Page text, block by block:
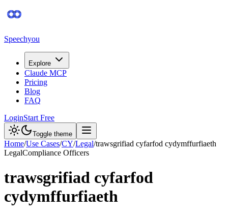
Speechyou
Explore
Claude MCP
Pricing
Blog
FAQ
LoginStart Free
Toggle theme
Home/Use Cases/CY/Legal/trawsgrifiad cyfarfod cydymffurfiaeth
LegalCompliance Officers
trawsgrifiad cyfarfod
cydymffurfiaeth